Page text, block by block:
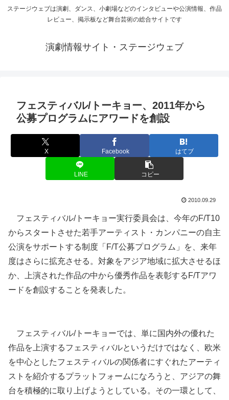
ステージウェブは演劇、ダンス、小劇場などのインタビューや公演情報、作品
レビュー、掲示板など舞台芸術の総合サイトです
演劇情報サイト・ステージウェブ
フェスティバル/トーキョー、2011年から
公募プログラムにアワードを創設
X Facebook はてブ
LINE コピー
2010.09.29
フェスティバル/トーキョー実行委員会は、今年のF/T10
からスタートさせた若手アーティスト・カンパニーの自主
公演をサポートする制度「F/T公募プログラム」を、来年
度はさらに拡充させる。対象をアジア地域に拡大させるほ
か、上演された作品の中から優秀作品を表彰するF/Tアワ
ードを創設することを発表した。
フェスティバル/トーキョーでは、単に国内外の優れた
作品を上演するフェスティバルというだけではなく、欧米
を中心としたフェスティバルの関係者にすぐれたアーティ
ストを紹介するプラットフォームになろうと、アジアの舞
台を積極的に取り上げようとしている。その一環として、